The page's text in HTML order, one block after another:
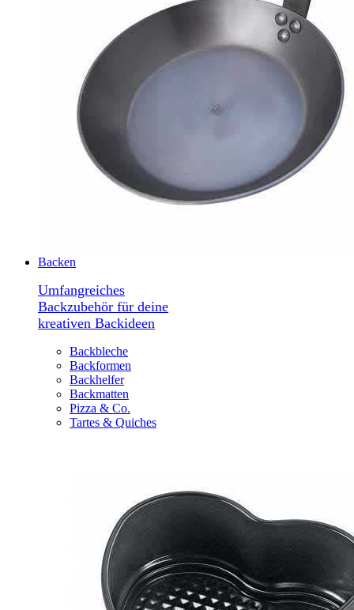
Backen
Umfangreiches
Backzubehör für deine
kreativen Backideen
Backbleche
Backformen
Backhelfer
Backmatten
Pizza & Co.
Tartes & Quiches